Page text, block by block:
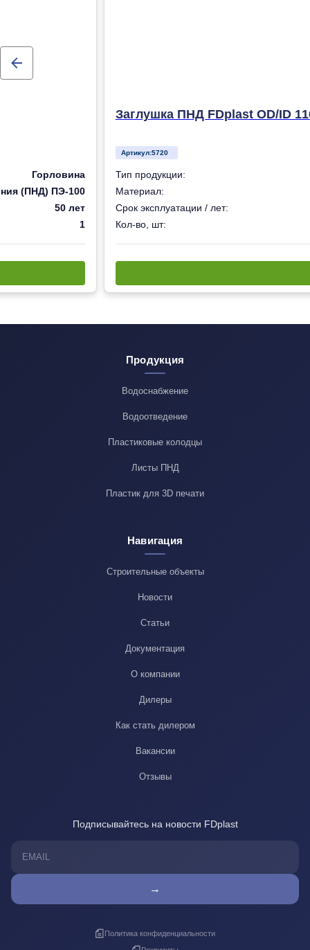
Горловина
(ПНД) ПЭ-100
50 лет
1
Заглушка ПНД FDplast OD/ID
Артикул:5720
Тип продукции:
Материал:
Срок эксплуатации / лет:
Кол-во, шт:
Продукция
Водоснабжение
Водоотведение
Пластиковые колодцы
Листы ПНД
Пластик для 3D печати
Навигация
Строительные объекты
Новости
Статьи
Документация
О компании
Дилеры
Как стать дилером
Вакансии
Отзывы
Подписывайтесь на новости FDplast
→
Политика конфиденциальности